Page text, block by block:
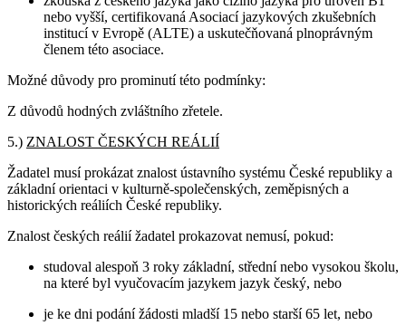
nebo vyšší, certifikovaná Asociací jazykových zkušebních
institucí v Evropě (ALTE) a uskutečňovaná plnoprávným
členem této asociace.
Možné důvody pro prominutí této podmínky:
Z důvodů hodných zvláštního zřetele.
5.) ZNALOST ČESKÝCH REÁLIÍ
Žadatel musí prokázat znalost ústavního systému České republiky a
základní orientaci v kulturně-společenských, zeměpisných a
historických reáliích České republiky.
Znalost českých reálií žadatel prokazovat nemusí, pokud:
studoval alespoň 3 roky základní, střední nebo vysokou školu,
na které byl vyučovacím jazykem jazyk český, nebo
je ke dni podání žádosti mladší 15 nebo starší 65 let, nebo